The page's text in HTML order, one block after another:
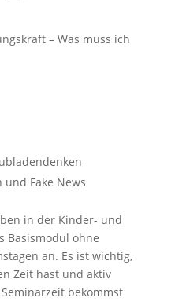
– Was muss ich
und Fake News
in der Kinder- und
Basismodul ohne
an. Es ist wichtig,
Zeit hast und aktiv
bekommst